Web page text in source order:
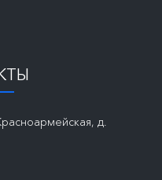
д.